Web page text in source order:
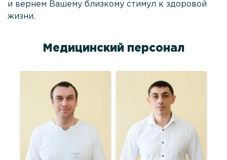
и вернем Вашему близкому стимул к здоровой
жизни.
Медицинский персонал